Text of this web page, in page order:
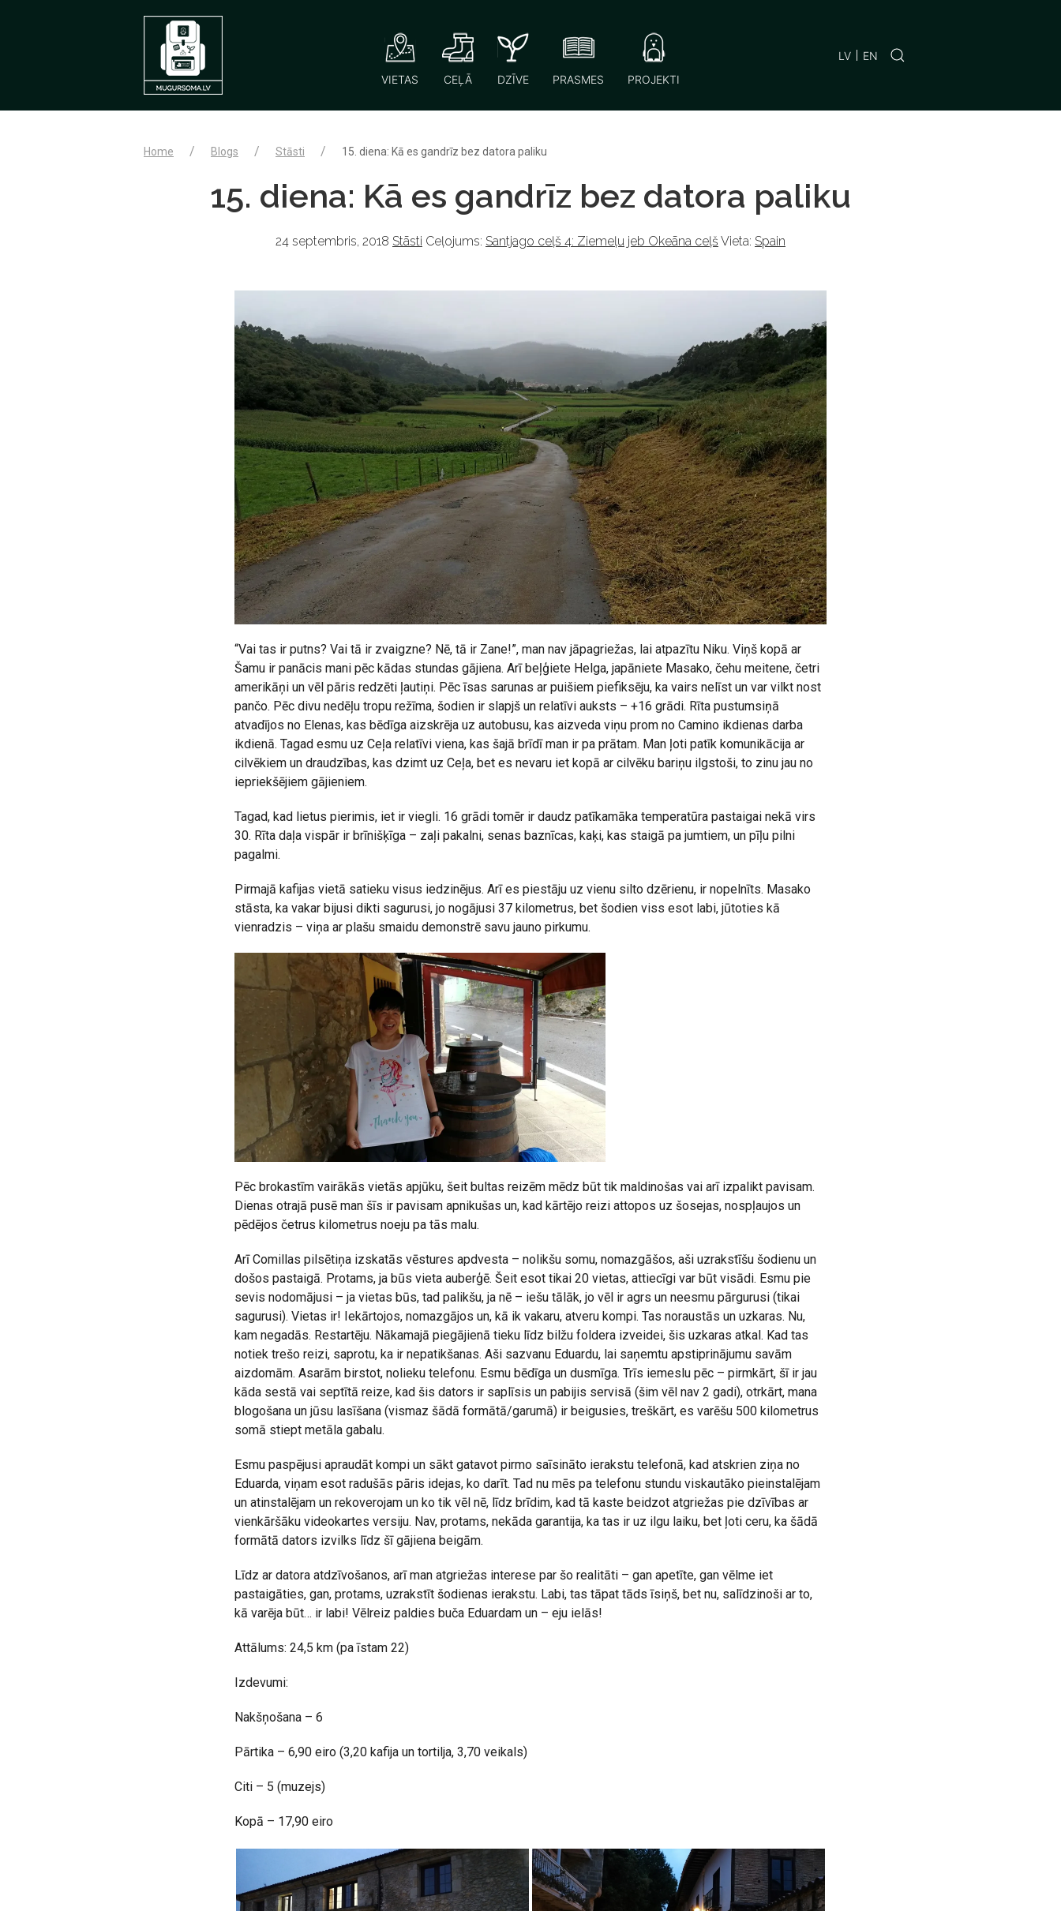
VIETAS CEĻĀ DZĪVE PRASMES PROJEKTI
LV EN
Home Blogs Stāsti 15. diena: Kā es gandrīz bez datora paliku
15. diena: Kā es gandrīz bez datora paliku
24 septembris, 2018 Stāsti Ceļojums: Santjago ceļš 4: Ziemeļu jeb Okeāna ceļš Vieta: Spain
“Vai tas ir putns? Vai tā ir zvaigzne? Nē, tā ir Zane!”, man nav jāpagriežas, lai atpazītu Niku. Viņš kopā ar
Šamu ir panācis mani pēc kādas stundas gājiena. Arī beļģiete Helga, japāniete Masako, čehu meitene, četri
amerikāņi un vēl pāris redzēti ļautiņi. Pēc īsas sarunas ar puišiem piefiksēju, ka vairs nelīst un var vilkt nost
pančo. Pēc divu nedēļu tropu režīma, šodien ir slapjš un relatīvi auksts – +16 grādi. Rīta pustumsiņā
atvadījos no Elenas, kas bēdīga aizskrēja uz autobusu, kas aizveda viņu prom no Camino ikdienas darba
ikdienā. Tagad esmu uz Ceļa relatīvi viena, kas šajā brīdī man ir pa prātam. Man ļoti patīk komunikācija ar
cilvēkiem un draudzības, kas dzimt uz Ceļa, bet es nevaru iet kopā ar cilvēku bariņu ilgstoši, to zinu jau no
iepriekšējiem gājieniem.
Tagad, kad lietus pierimis, iet ir viegli. 16 grādi tomēr ir daudz patīkamāka temperatūra pastaigai nekā virs
30. Rīta daļa vispār ir brīnišķīga – zaļi pakalni, senas baznīcas, kaķi, kas staigā pa jumtiem, un pīļu pilni
pagalmi.
Pirmajā kafijas vietā satieku visus iedzinējus. Arī es piestāju uz vienu silto dzērienu, ir nopelnīts. Masako
stāsta, ka vakar bijusi dikti sagurusi, jo nogājusi 37 kilometrus, bet šodien viss esot labi, jūtoties kā
vienradzis – viņa ar plašu smaidu demonstrē savu jauno pirkumu.
Pēc brokastīm vairākās vietās apjūku, šeit bultas reizēm mēdz būt tik maldinošas vai arī izpalikt pavisam.
Dienas otrajā pusē man šīs ir pavisam apnikušas un, kad kārtējo reizi attopos uz šosejas, nospļaujos un
pēdējos četrus kilometrus noeju pa tās malu.
Arī Comillas pilsētiņa izskatās vēstures apdvesta – nolikšu somu, nomazgāšos, aši uzrakstīšu šodienu un
došos pastaigā. Protams, ja būs vieta auberģē. Šeit esot tikai 20 vietas, attiecīgi var būt visādi. Esmu pie
sevis nodomājusi – ja vietas būs, tad palikšu, ja nē – iešu tālāk, jo vēl ir agrs un neesmu pārgurusi (tikai
sagurusi). Vietas ir! Iekārtojos, nomazgājos un, kā ik vakaru, atveru kompi. Tas noraustās un uzkaras. Nu,
kam negadās. Restartēju. Nākamajā piegājienā tieku līdz bilžu foldera izveidei, šis uzkaras atkal. Kad tas
notiek trešo reizi, saprotu, ka ir nepatikšanas. Aši sazvanu Eduardu, lai saņemtu apstiprinājumu savām
aizdomām. Asarām birstot, nolieku telefonu. Esmu bēdīga un dusmīga. Trīs iemeslu pēc – pirmkārt, šī ir jau
kāda sestā vai septītā reize, kad šis dators ir saplīsis un pabijis servisā (šim vēl nav 2 gadi), otrkārt, mana
blogošana un jūsu lasīšana (vismaz šādā formātā/garumā) ir beigusies, treškārt, es varēšu 500 kilometrus
somā stiept metāla gabalu.
Esmu paspējusi apraudāt kompi un sākt gatavot pirmo saīsināto ierakstu telefonā, kad atskrien ziņa no
Eduarda, viņam esot radušās pāris idejas, ko darīt. Tad nu mēs pa telefonu stundu viskautāko pieinstalējam
un atinstalējam un rekoverojam un ko tik vēl nē, līdz brīdim, kad tā kaste beidzot atgriežas pie dzīvības ar
vienkāršāku videokartes versiju. Nav, protams, nekāda garantija, ka tas ir uz ilgu laiku, bet ļoti ceru, ka šādā
formātā dators izvilks līdz šī gājiena beigām.
Līdz ar datora atdzīvošanos, arī man atgriežas interese par šo realitāti – gan apetīte, gan vēlme iet
pastaigāties, gan, protams, uzrakstīt šodienas ierakstu. Labi, tas tāpat tāds īsiņš, bet nu, salīdzinoši ar to,
kā varēja būt… ir labi! Vēlreiz paldies buča Eduardam un – eju ielās!
Attālums: 24,5 km (pa īstam 22)
Izdevumi:
Nakšņošana – 6
Pārtika – 6,90 eiro (3,20 kafija un tortilja, 3,70 veikals)
Citi – 5 (muzejs)
Kopā – 17,90 eiro